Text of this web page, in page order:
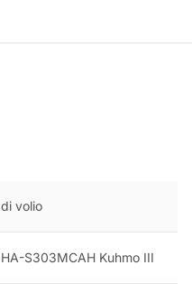
di volio
HA-S303MCAH Kuhmo III